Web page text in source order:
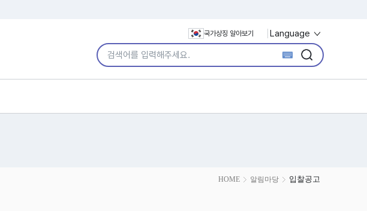
국가상징 알아보기 Language
통합검색어 입력
검색
검색
HOME 알림마당 입찰공고